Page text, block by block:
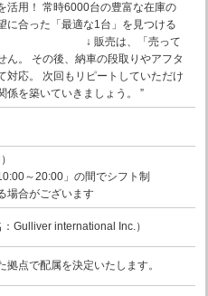
活用！ 常時6000台の豊富な在庫の
に合った「最適な1台」を見つける
。 ↓ 販売は、「売って
ん。 その後、納車の段取りやアフタ
対応。 次回もリピートしていただけ
係を築いていきましょう。 ”
～20:00」の間でシフト制
場合がございます
Gulliver international Inc.）
点で配属を決定いたします。